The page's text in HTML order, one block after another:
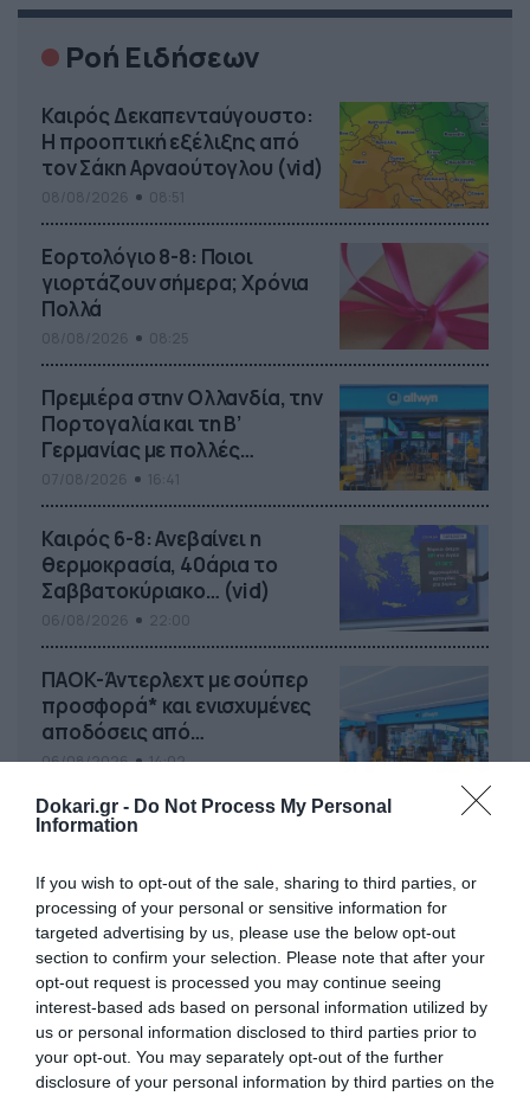
Dokari.gr - Do Not Process My Personal
Information
If you wish to opt-out of the sale, sharing to third parties, or
processing of your personal or sensitive information for
targeted advertising by us, please use the below opt-out
section to confirm your selection. Please note that after your
opt-out request is processed you may continue seeing
interest-based ads based on personal information utilized by
us or personal information disclosed to third parties prior to
your opt-out. You may separately opt-out of the further
disclosure of your personal information by third parties on the
Ροή Ειδήσεων
Καιρός Δεκαπενταύγουστο:
Η προοπτική εξέλιξης από
τον Σάκη Αρναούτογλου (vid)
Εορτολόγιο 8-8: Ποιοι
γιορτάζουν σήμερα; Χρόνια
Πολλά
Πρεμιέρα στην Ολλανδία, την
Πορτογαλία και τη Β’
Γερμανίας με πολλές
στοιχηματικές επιλογές από
το ΠΑΜΕ ΣΤΟΙΧΗΜΑ
Καιρός 6-8: Ανεβαίνει η
θερμοκρασία, 40άρια το
Σαββατοκύριακο… (vid)
ΠΑΟΚ-Άντερλεχτ με σούπερ
προσφορά* και ενισχυμένες
αποδόσεις από
το Pamestoixima.gr
06/08/2026 14:02